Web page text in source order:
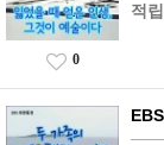
적
0